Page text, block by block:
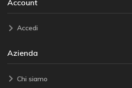
Account
Accedi
Azienda
Chi siamo